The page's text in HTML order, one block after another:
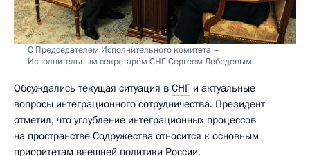
С Председателем Исполнительного комитета –
Исполнительным секретарём СНГ Сергеем Лебедевым.
Обсуждались текущая ситуация в СНГ и актуальные
вопросы интеграционного сотрудничества. Президент
отметил, что углубление интеграционных процессов
на пространстве Содружества относится к основным
приоритетам внешней политики России.